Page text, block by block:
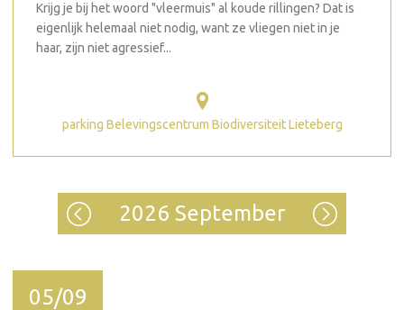
Krijg je bij het woord "vleermuis" al koude rillingen? Dat is
eigenlijk helemaal niet nodig, want ze vliegen niet in je
haar, zijn niet agressief...
parking Belevingscentrum Biodiversiteit Lieteberg
2026 September
05/09